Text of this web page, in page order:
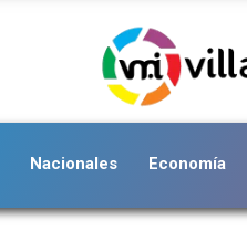
Nacionales Economía